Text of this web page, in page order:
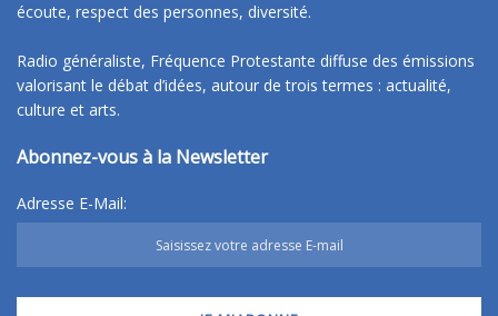
écoute, respect des personnes, diversité.
Radio généraliste, Fréquence Protestante diffuse des émissions
valorisant le débat d’idées, autour de trois termes : actualité,
culture et arts.
Abonnez-vous à la Newsletter
Adresse E-Mail: